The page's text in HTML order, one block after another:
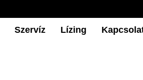
Szervíz Lízing